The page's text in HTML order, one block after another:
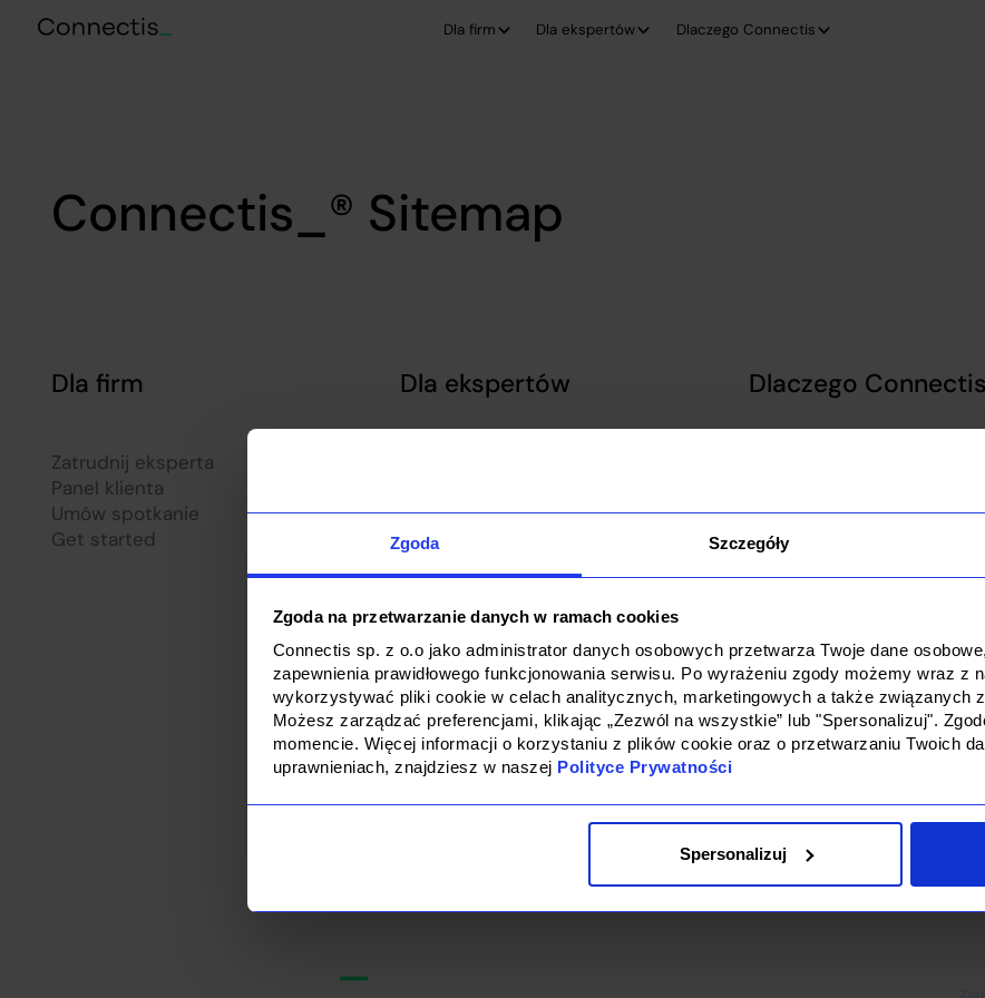
Zgoda Szczegóły
Zgoda na przetwarzanie danych w ramach cookies
Connectis sp. z o.o jako administrator danych osobowych przetwarza Twoje dane
zapewnienia prawidłowego funkcjonowania serwisu. Po wyrażeniu zgody możemy wraz z
wykorzystywać pliki cookie w celach analitycznych, marketingowych a także związanych
Możesz zarządzać preferencjami, klikając „Zezwól na wszystkie” lub "Spersonalizuj".
momencie. Więcej informacji o korzystaniu z plików cookie oraz o przetwarzaniu Twoich
uprawnieniach, znajdziesz w naszej Polityce Prywatności
Spersonalizuj
Dla firm Dla ekspertów Dlaczego Connectis
Connectis_® Sitemap
Dla firm
Zatrudnij eksperta
Panel klienta
Umów spotkanie
Get started
Dla ekspertów
Oferty projektów
Platforma Connectis_®
Dlaczego
Program ambasadorski
Kontakt